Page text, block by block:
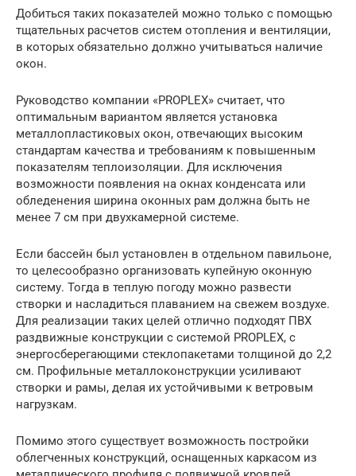
Добиться таких показателей можно только с помощью
тщательных расчетов систем отопления и вентиляции,
в которых обязательно должно учитываться наличие
окон.
Руководство компании «PROPLEX» считает, что
оптимальным вариантом является установка
металлопластиковых окон, отвечающих высоким
стандартам качества и требованиям к повышенным
показателям теплоизоляции. Для исключения
возможности появления на окнах конденсата или
обледенения ширина оконных рам должна быть не
менее 7 см при двухкамерной системе.
Если бассейн был установлен в отдельном павильоне,
то целесообразно организовать купейную оконную
систему. Тогда в теплую погоду можно развести
створки и насладиться плаванием на свежем воздухе.
Для реализации таких целей отлично подходят ПВХ
раздвижные конструкции с системой PROPLEX, с
энергосберегающими стеклопакетами толщиной до 2,2
см. Профильные металлоконструкции усиливают
створки и рамы, делая их устойчивыми к ветровым
нагрузкам.
Помимо этого существует возможность постройки
облегченных конструкций, оснащенных каркасом из